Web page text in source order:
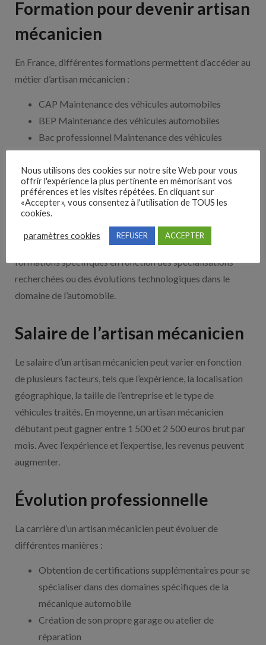
Formation pour devenir artisan
mécanicien
En France, différentes formations permettent d’accéder au
métier d’artisan mécanicien :
CAP Maintenance des véhicules automobiles
BEP Maintenance des véhicules automobiles
Bac professionnel Maintenance des véhicules
automobiles
BTS Maintenance des véhicules automobiles
Licence professionnelle en maintenance automobile
Formations complémentaires en électronique
Il est important de noter qu’il peut exister d’autres
formations spécifiques en fonction des spécialisations
recherchées ou des évolutions technologiques dans le
domaine de l’automobile.
Salaire de l’artisan mécanicien
Le salaire d’un artisan mécanicien peut varier en fonction
de plusieurs facteurs, tels que l’expérience, la localisation
géographique, la taille de l’entreprise et le type de
véhicules traités. En moyenne, un artisan mécanicien
débutant peut gagner entre 1 500 et 2 500 euros brut par
mois. Avec l’expérience et l’expertise, les revenus peuvent
augmenter.
Évolution professionnelle
La carrière d’un artisan mécanicien peut évoluer de
différentes manières :
Obtention de certifications supplémentaires pour se
spécialiser dans des domaines spécifiques de la
mécanique automobile
Création de son propre garage ou atelier de
réparation
Nous utilisons des cookies sur notre site Web pour vous
offrir l'expérience la plus pertinente en mémorisant vos
préférences et les visites répétées. En cliquant sur
«Accepter», vous consentez à l'utilisation de TOUS les
cookies.
paramètres cookies REFUSER ACCEPTER